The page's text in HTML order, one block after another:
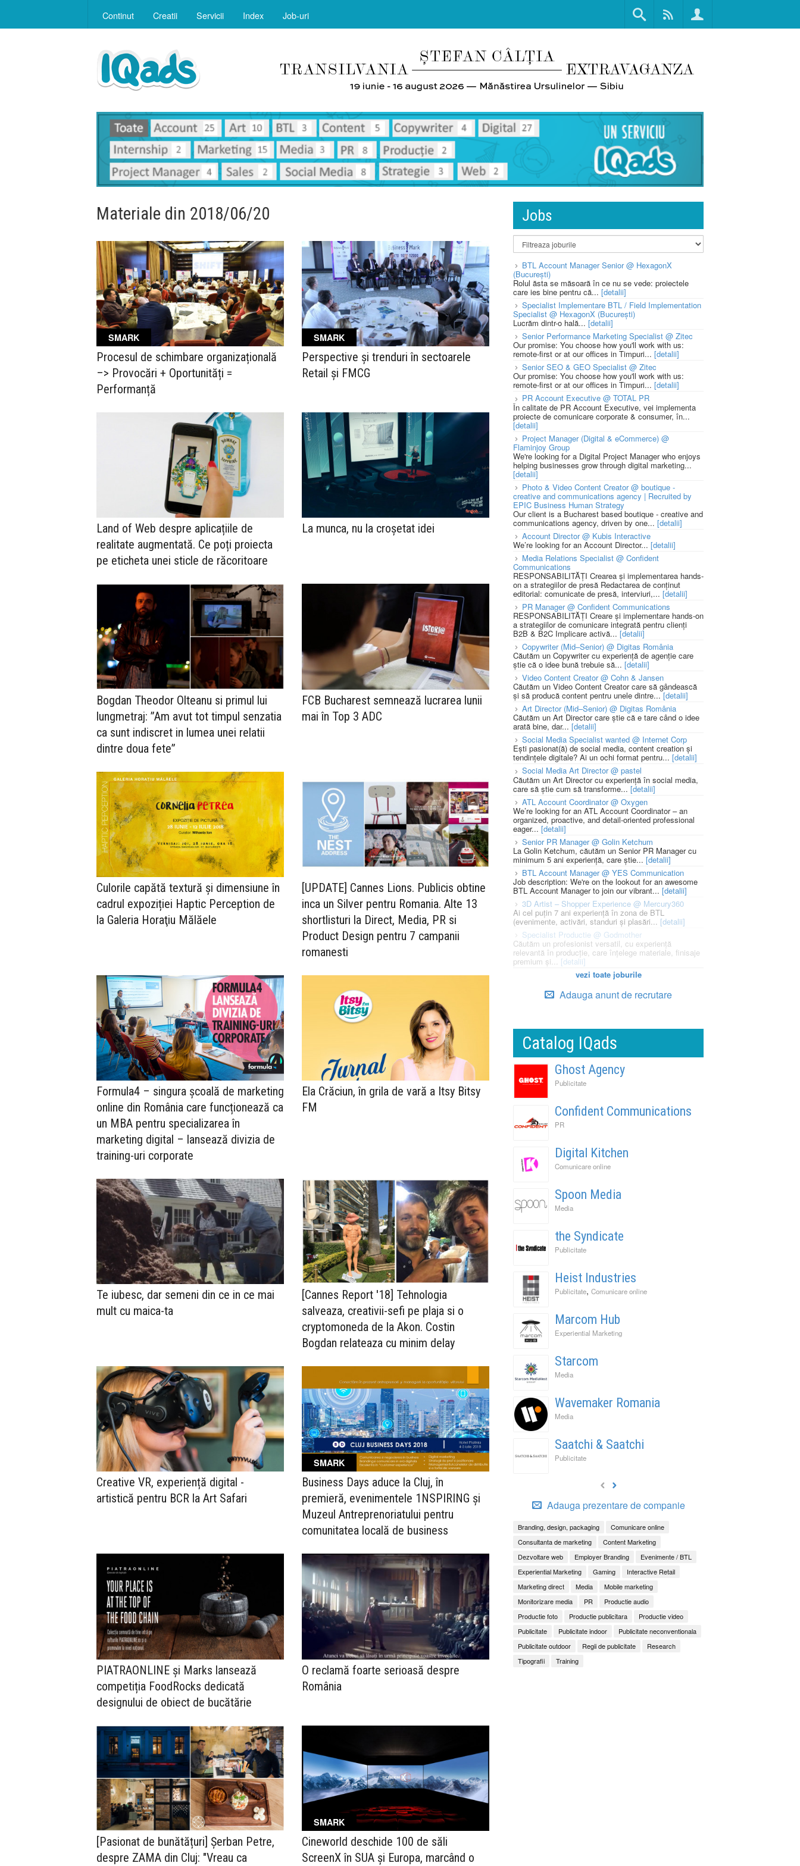
Continut Creatii Servicii Index Job-uri
Materiale din 2018/06/20
SMARK
Procesul de schimbare organizațională
–> Provocări + Oportunități =
Performanță
SMARK
Perspective și trenduri în sectoarele
Retail și FMCG
Land of Web despre aplicațiile de
realitate augmentată. Ce poți proiecta
pe eticheta unei sticle de răcoritoare
La munca, nu la croșetat idei
Bogdan Theodor Olteanu si primul lui
lungmetraj: ”Am avut tot timpul senzatia
ca sunt indiscret in lumea unei relatii
dintre doua fete”
FCB Bucharest semnează lucrarea lunii
mai în Top 3 ADC
Culorile capătă textură și dimensiune în
cadrul expoziției Haptic Perception de
la Galeria Horaţiu Mălăele
[UPDATE] Cannes Lions. Publicis obtine
inca un Silver pentru Romania. Alte 13
shortlisturi la Direct, Media, PR si
Product Design pentru 7 campanii
romanesti
Formula4 – singura școală de marketing
online din România care funcționează ca
un MBA pentru specializarea în
marketing digital – lansează divizia de
training-uri corporate
Ela Crăciun, în grila de vară a Itsy Bitsy
FM
Te iubesc, dar semeni din ce in ce mai
mult cu maica-ta
[Cannes Report '18] Tehnologia
salveaza, creativii-sefi pe plaja si o
cryptomoneda de la Akon. Costin
Bogdan relateaza cu minim delay
Creative VR, experiență digital -
artistică pentru BCR la Art Safari
SMARK
Business Days aduce la Cluj, în
premieră, evenimentele 1NSPIRING și
Muzeul Antreprenoriatului pentru
comunitatea locală de business
PIATRAONLINE și Marks lansează
competiția FoodRocks dedicată
designului de obiect de bucătărie
O reclamă foarte serioasă despre
România
[Pasionat de bunătățuri] Șerban Petre,
despre ZAMA din Cluj: "Vreau ca
SMARK
Cineworld deschide 100 de săli
ScreenX în SUA şi Europa, marcând o
Jobs
BTL Account Manager Senior @ HexagonX
(București)
Rolul ăsta se măsoară în ce nu se vede: proiectele
care ies bine pentru că... [detalii]
Specialist Implementare BTL / Field Implementation
Specialist @ HexagonX (București)
Lucrăm dintr-o hală... [detalii]
Senior Performance Marketing Specialist @ Zitec
Our promise: You choose how you'll work with us:
remote-first or at our offices in Timpuri... [detalii]
Senior SEO & GEO Specialist @ Zitec
Our promise: You choose how you'll work with us:
remote-first or at our offices in Timpuri... [detalii]
PR Account Executive @ TOTAL PR
În calitate de PR Account Executive, vei implementa
proiecte de comunicare corporate & consumer, în...
[detalii]
Project Manager (Digital & eCommerce) @
Flaminjoy Group
We're looking for a Digital Project Manager who enjoys
helping businesses grow through digital marketing...
[detalii]
Photo & Video Content Creator @ boutique -
creative and communications agency | Recruited by
EPIC Business Human Strategy
Our client is a Bucharest based boutique - creative and
communications agency, driven by one... [detalii]
Account Director @ Kubis Interactive
We’re looking for an Account Director... [detalii]
Media Relations Specialist @ Confident
Communications
RESPONSABILITĂȚI Crearea și implementarea hands-
on a strategiilor de presă Redactarea de conținut
editorial: comunicate de presă, interviuri,... [detalii]
PR Manager @ Confident Communications
RESPONSABILITĂȚI Creare și implementare hands-on
a strategiilor de comunicare integrată pentru clienți
B2B & B2C Implicare activă... [detalii]
Copywriter (Mid–Senior) @ Digitas România
Căutăm un Copywriter cu experiență de agenție care
știe că o idee bună trebuie să... [detalii]
Video Content Creator @ Cohn & Jansen
Căutăm un Video Content Creator care să gândească
și să producă content pentru unele dintre... [detalii]
Art Director (Mid–Senior) @ Digitas România
Căutăm un Art Director care știe că e tare când o idee
arată bine, dar... [detalii]
Social Media Specialist wanted @ Internet Corp
Ești pasionat(ă) de social media, content creation și
tendințele digitale? Ai un ochi format pentru... [detalii]
Social Media Art Director @ pastel
Căutăm un Art Director cu experiență în social media,
care să știe cum să transforme... [detalii]
ATL Account Coordinator @ Oxygen
We’re looking for an ATL Account Coordinator – an
organized, proactive, and detail-oriented professional
eager... [detalii]
Senior PR Manager @ Golin Ketchum
La Golin Ketchum, căutăm un Senior PR Manager cu
minimum 5 ani experiență, care știe... [detalii]
BTL Account Manager @ YES Communication
Job description: We're on the lookout for an awesome
BTL Account Manager to join our vibrant... [detalii]
3D Artist – Shopper Experience @ Mercury360
Ai cel puțin 7 ani experiență în zona de BTL
(evenimente, activări, standuri și plasări... [detalii]
Specialist Productie @ Godmother
Căutăm un profesionist versatil, cu experiență
relevantă în producție, care înțelege materiale, finisaje
premium și... [detalii]
vezi toate joburile
Adauga anunt de recrutare
Catalog IQads
Ghost Agency
Publicitate
Confident Communications
PR
Digital Kitchen
Comunicare online
Spoon Media
Media
the Syndicate
Publicitate
Heist Industries
Publicitate, Comunicare online
Marcom Hub
Experiential Marketing
Starcom
Media
Wavemaker Romania
Media
Saatchi & Saatchi
Publicitate
Adauga prezentare de companie
Branding, design, packaging
Comunicare online
Consultanta de marketing
Content Marketing
Dezvoltare web
Employer Branding
Evenimente / BTL
Experiential Marketing
Gaming
Interactive Retail
Marketing direct
Media
Mobile marketing
Monitorizare media
PR
Productie audio
Productie foto
Productie publicitara
Productie video
Publicitate
Publicitate indoor
Publicitate neconventionala
Publicitate outdoor
Regii de publicitate
Research
Tipografii
Training